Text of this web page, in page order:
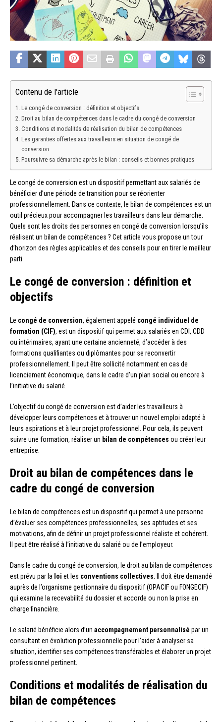
Contenu de l'article
Le congé de conversion : définition et objectifs
Droit au bilan de compétences dans le cadre du congé de conversion
Conditions et modalités de réalisation du bilan de compétences
Les garanties offertes aux travailleurs en situation de congé de
conversion
Poursuivre sa démarche après le bilan : conseils et bonnes pratiques
Le congé de conversion est un dispositif permettant aux salariés de
bénéficier d’une période de transition pour se réorienter
professionnellement. Dans ce contexte, le bilan de compétences est un
outil précieux pour accompagner les travailleurs dans leur démarche.
Quels sont les droits des personnes en congé de conversion lorsqu’ils
réalisent un bilan de compétences ? Cet article vous propose un tour
d’horizon des règles applicables et des conseils pour en tirer le meilleur
parti.
Le congé de conversion : définition et
objectifs
Le congé de conversion, également appelé congé individuel de
formation (CIF), est un dispositif qui permet aux salariés en CDI, CDD
ou intérimaires, ayant une certaine ancienneté, d’accéder à des
formations qualifiantes ou diplômantes pour se reconvertir
professionnellement. Il peut être sollicité notamment en cas de
licenciement économique, dans le cadre d’un plan social ou encore à
l’initiative du salarié.
L’objectif du congé de conversion est d’aider les travailleurs à
développer leurs compétences et à trouver un nouvel emploi adapté à
leurs aspirations et à leur projet professionnel. Pour cela, ils peuvent
suivre une formation, réaliser un bilan de compétences ou créer leur
entreprise.
Droit au bilan de compétences dans le
cadre du congé de conversion
Le bilan de compétences est un dispositif qui permet à une personne
d’évaluer ses compétences professionnelles, ses aptitudes et ses
motivations, afin de définir un projet professionnel réaliste et cohérent.
Il peut être réalisé à l’initiative du salarié ou de l’employeur.
Dans le cadre du congé de conversion, le droit au bilan de compétences
est prévu par la loi et les conventions collectives. Il doit être demandé
auprès de l’organisme gestionnaire du dispositif (OPACIF ou FONGECIF)
qui examine la recevabilité du dossier et accorde ou non la prise en
charge financière.
Le salarié bénéficie alors d’un accompagnement personnalisé par un
consultant en évolution professionnelle pour l’aider à analyser sa
situation, identifier ses compétences transférables et élaborer un projet
professionnel pertinent.
Conditions et modalités de réalisation du
bilan de compétences